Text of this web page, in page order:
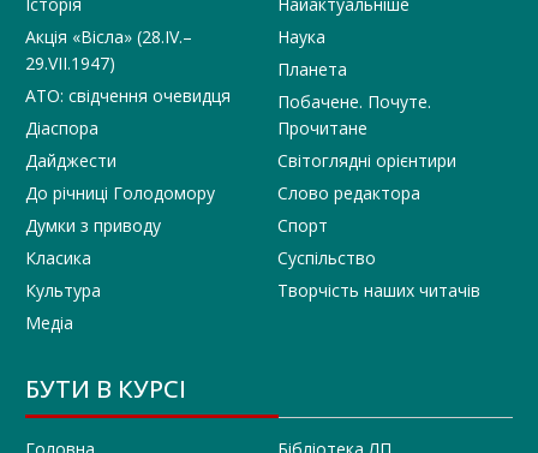
Акція «Вісла» (28.IV.–
29.VII.1947)
АТО: свідчення очевидця
Діаспора
Дайджести
До річниці Голодомору
Думки з приводу
Класика
Культура
Медіа
Наука
Планета
Побачене. Почуте.
Прочитане
Світоглядні орієнтири
Слово редактора
Спорт
Суспільство
Творчість наших читачів
БУТИ В КУРСІ